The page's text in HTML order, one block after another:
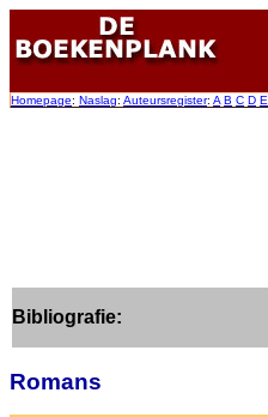
Homepage: Naslag: Auteursregister: A B C D E
Bibliografie:
Romans